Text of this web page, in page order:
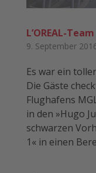
L’OREAL-
9. September
Es war ein
Die Gäste
Flughafens
in den »Hugo
schwarzen
1« in einen